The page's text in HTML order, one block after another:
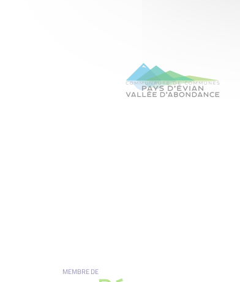
MEMBRE DE